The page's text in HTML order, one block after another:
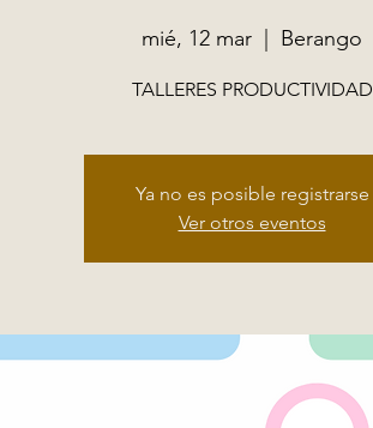
mié, 12 mar Berango
TALLERES PRODUCTIVIDAD
Ya no es posible registrarse
Ver otros eventos